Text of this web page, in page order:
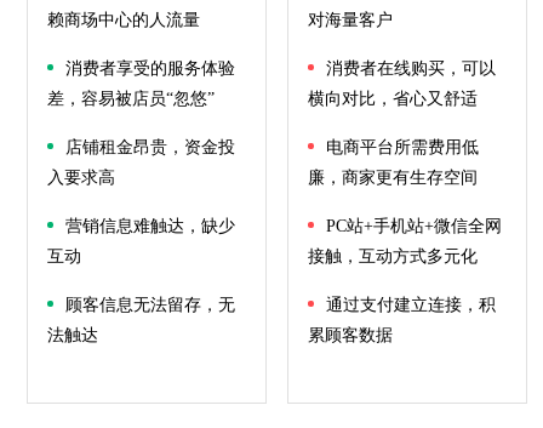
赖商场中心的人流量
消费者享受的服务体验
差，容易被店员“忽悠”
店铺租金昂贵，资金投
入要求高
营销信息难触达，缺少
互动
顾客信息无法留存，无
法触达
对海量客户
消费者在线购买，可以
横向对比，省心又舒适
电商平台所需费用低
廉，商家更有生存空间
PC站+手机站+微信全网
接触，互动方式多元化
通过支付建立连接，积
累顾客数据